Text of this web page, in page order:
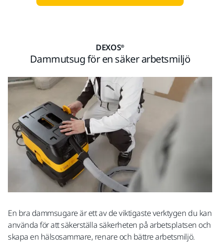
DEXOS®
Dammutsug för en säker arbetsmiljö
En bra dammsugare är ett av de viktigaste verktygen du kan
använda för att säkerställa säkerheten på arbetsplatsen och
skapa en hälsosammare, renare och bättre arbetsmiljö.